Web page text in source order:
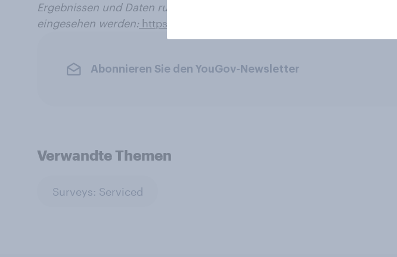
Ergebnissen und Daten rund um das Coronavirus an. Die Seite kann hier
eingesehen werden: https://yougov.de/coronavirus_ergebnisse_update
Abonnieren Sie den YouGov-Newsletter
Verwandte Themen
Surveys: Serviced